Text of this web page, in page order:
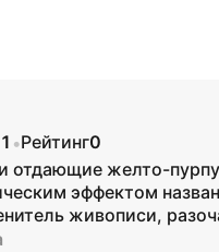
•Рейтинг0
отдающие желто-
эффектом
живописи,